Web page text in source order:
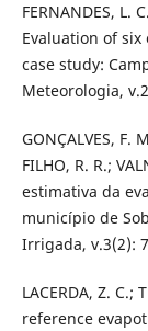
FERNANDES, L.
Evaluation of
case study:
Meteorologia,
GONÇALVES, F.
FILHO, R. R.;
estimativa da
município de
Irrigada, v.3(2):
LACERDA, Z. C.;
reference